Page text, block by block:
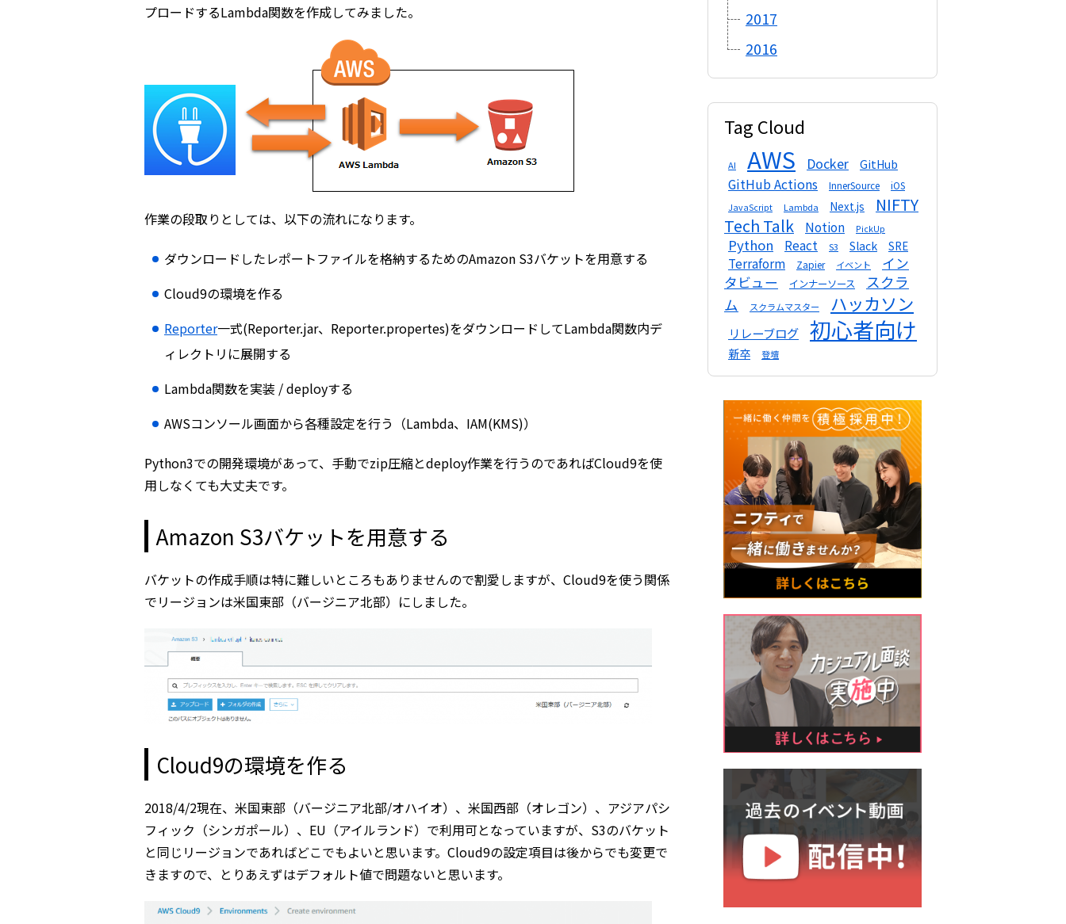
プロードするLambda関数を作成してみました。
作業の段取りとしては、以下の流れになります。
ダウンロードしたレポートファイルを格納するためのAmazon S3バケットを用意する
Cloud9の環境を作る
Reporter一式(Reporter.jar、Reporter.propertes)をダウンロードしてLambda関数内デ
ィレクトリに展開する
Lambda関数を実装 / deployする
AWSコンソール画面から各種設定を行う（Lambda、IAM(KMS)）
Python3での開発環境があって、手動でzip圧縮とdeploy作業を行うのであればCloud9を使
用しなくても大丈夫です。
Amazon S3バケットを用意する
バケットの作成手順は特に難しいところもありませんので割愛しますが、Cloud9を使う関係
でリージョンは米国東部（バージニア北部）にしました。
Cloud9の環境を作る
2018/4/2現在、米国東部（バージニア北部/オハイオ）、米国西部（オレゴン）、アジアパシ
フィック（シンガポール）、EU（アイルランド）で利用可となっていますが、S3のバケット
と同じリージョンであればどこでもよいと思います。Cloud9の設定項目は後からでも変更で
きますので、とりあえずはデフォルト値で問題ないと思います。
2017
2016
Tag Cloud
AI AWS Docker GitHub
GitHub Actions InnerSource iOS
JavaScript Lambda Next.js
NIFTY
Tech Talk
Notion PickUp
Python React S3 Slack SRE
Terraform Zapier イベント
イン
タビュー
インナーソース
スクラ
ム
スクラムマスター ハッカソン
リレーブログ 初心者向け
新卒 登壇